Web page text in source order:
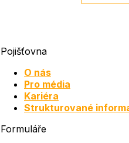
Pojišťovna
O nás
Pro média
Kariéra
Strukturované
Formuláře